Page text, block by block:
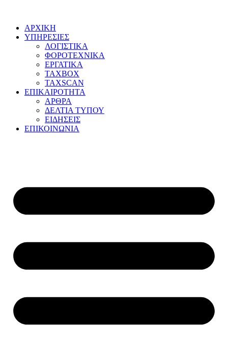
ΑΡΧΙΚΗ
ΥΠΗΡΕΣΙΕΣ
ΛΟΓΙΣΤΙΚΑ
ΦΟΡΟΤΕΧΝΙΚΑ
ΕΡΓΑΤΙΚΑ
TAXBOX
TAXSCAN
ΕΠΙΚΑΙΡΟΤΗΤΑ
ΑΡΘΡΑ
ΔΕΛΤΙΑ ΤΥΠΟΥ
ΕΙΔΗΣΕΙΣ
ΕΠΙΚΟΙΝΩΝΙΑ